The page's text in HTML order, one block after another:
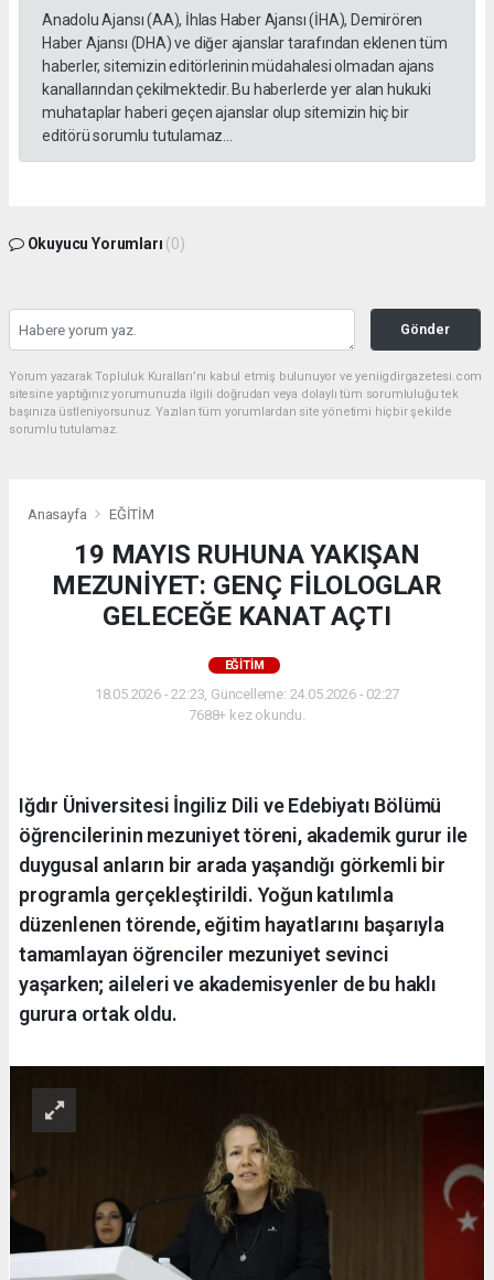
Anadolu Ajansı (AA), İhlas Haber Ajansı (İHA), Demirören
Haber Ajansı (DHA) ve diğer ajanslar tarafından eklenen tüm
haberler, sitemizin editörlerinin müdahalesi olmadan ajans
kanallarından çekilmektedir. Bu haberlerde yer alan hukuki
muhataplar haberi geçen ajanslar olup sitemizin hiç bir
editörü sorumlu tutulamaz...
Okuyucu Yorumları (0)
Gönder
Yorum yazarak Topluluk Kuralları’nı kabul etmiş bulunuyor ve yeniigdirgazetesi.com
sitesine yaptığınız yorumunuzla ilgili doğrudan veya dolaylı tüm sorumluluğu tek
başınıza üstleniyorsunuz. Yazılan tüm yorumlardan site yönetimi hiçbir şekilde
sorumlu tutulamaz.
Anasayfa EĞİTİM
19 MAYIS RUHUNA YAKIŞAN
MEZUNİYET: GENÇ FİLOLOGLAR
GELECEĞE KANAT AÇTI
EĞİTİM
18.05.2026 - 22:23, Güncelleme: 24.05.2026 - 02:27
7688+ kez okundu.
Iğdır Üniversitesi İngiliz Dili ve Edebiyatı Bölümü
öğrencilerinin mezuniyet töreni, akademik gurur ile
duygusal anların bir arada yaşandığı görkemli bir
programla gerçekleştirildi. Yoğun katılımla
düzenlenen törende, eğitim hayatlarını başarıyla
tamamlayan öğrenciler mezuniyet sevinci
yaşarken; aileleri ve akademisyenler de bu haklı
gurura ortak oldu.